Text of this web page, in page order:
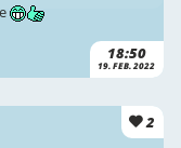
18:50
19. FEB. 2022
2